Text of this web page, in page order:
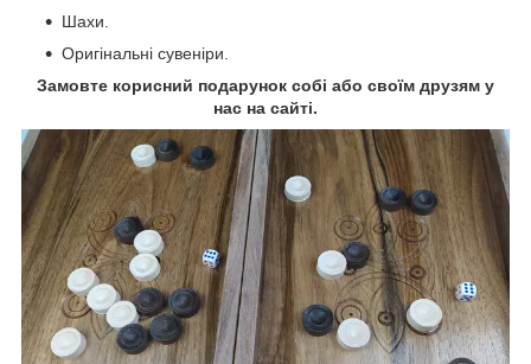
Шахи.
Оригінальні сувеніри.
Замовте корисний подарунок собі або своїм друзям у
нас на сайті.